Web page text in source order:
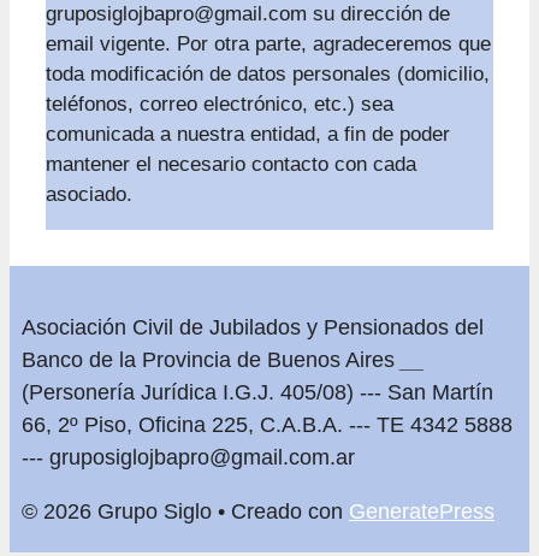
gruposiglojbapro@gmail.com su dirección de
email vigente. Por otra parte, agradeceremos que
toda modificación de datos personales (domicilio,
teléfonos, correo electrónico, etc.) sea
comunicada a nuestra entidad, a fin de poder
mantener el necesario contacto con cada
asociado.
Asociación Civil de Jubilados y Pensionados del
Banco de la Provincia de Buenos Aires
(Personería Jurídica I.G.J. 405/08) --- San Martín
66, 2º Piso, Oficina 225, C.A.B.A. --- TE 4342 5888
--- gruposiglojbapro@gmail.com.ar
© 2026 Grupo Siglo • Creado con GeneratePress